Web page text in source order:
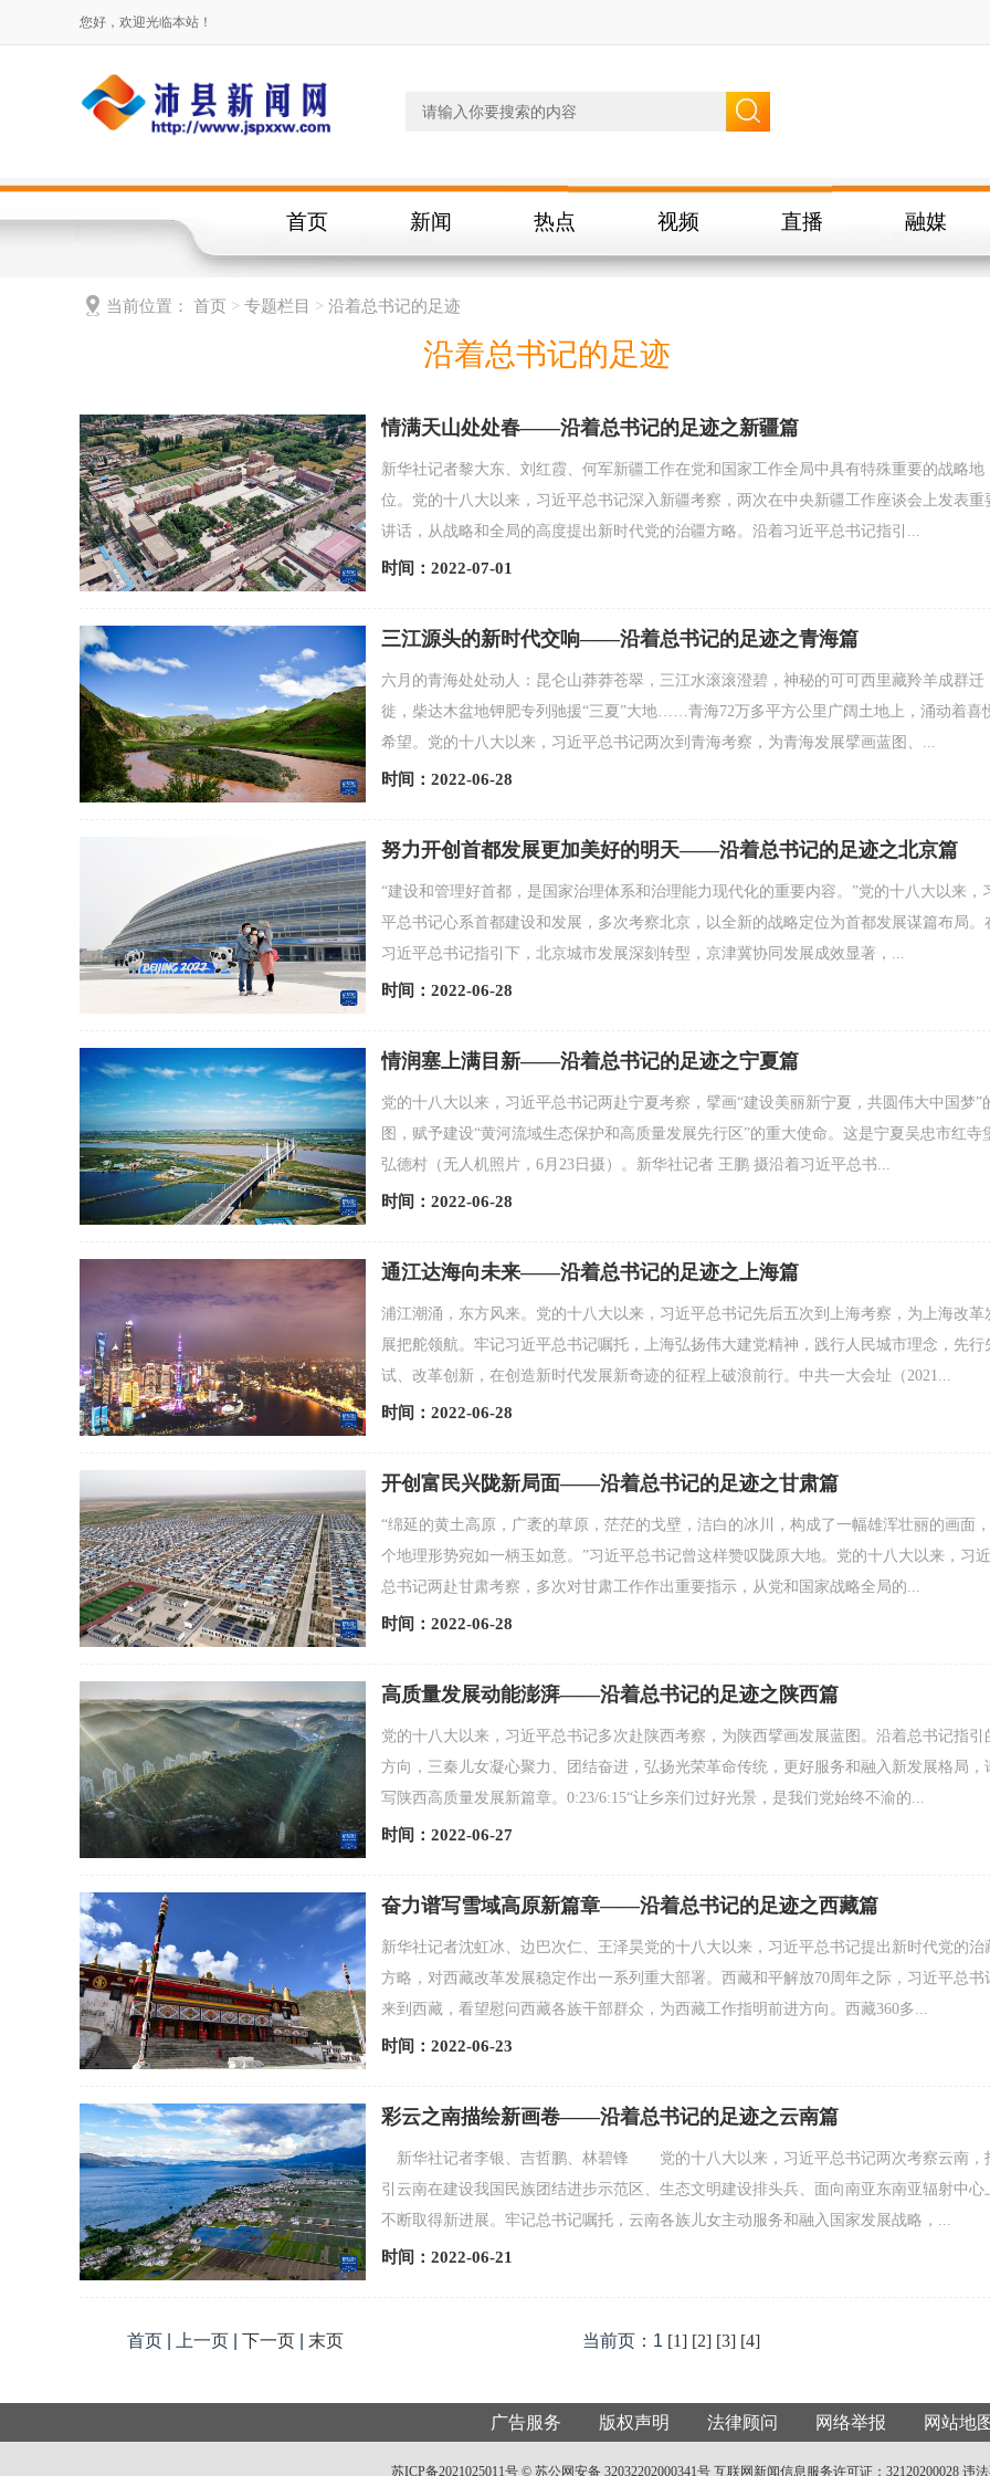
您好，欢迎光临本站！
首页 新闻 热点 视频 直播 融媒
当前位置： 首页 > 专题栏目 > 沿着总书记的足迹
沿着总书记的足迹
情满天山处处春——沿着总书记的足迹之新疆篇
新华社记者黎大东、刘红霞、何军新疆工作在党和国家工作全局中具有特殊重要的战略地
位。党的十八大以来，习近平总书记深入新疆考察，两次在中央新疆工作座谈会上发表重
讲话，从战略和全局的高度提出新时代党的治疆方略。沿着习近平总书记指引...
时间：2022-07-01
三江源头的新时代交响——沿着总书记的足迹之青海篇
六月的青海处处动人：昆仑山莽莽苍翠，三江水滚滚澄碧，神秘的可可西里藏羚羊成群迁
徙，柴达木盆地钾肥专列驰援“三夏”大地……青海72万多平方公里广阔土地上，涌动着喜
希望。党的十八大以来，习近平总书记两次到青海考察，为青海发展擘画蓝图、...
时间：2022-06-28
努力开创首都发展更加美好的明天——沿着总书记的足迹之北京篇
“建设和管理好首都，是国家治理体系和治理能力现代化的重要内容。”党的十八大以来，
平总书记心系首都建设和发展，多次考察北京，以全新的战略定位为首都发展谋篇布局。
习近平总书记指引下，北京城市发展深刻转型，京津冀协同发展成效显著，...
时间：2022-06-28
情润塞上满目新——沿着总书记的足迹之宁夏篇
党的十八大以来，习近平总书记两赴宁夏考察，擘画“建设美丽新宁夏，共圆伟大中国梦”
图，赋予建设“黄河流域生态保护和高质量发展先行区”的重大使命。这是宁夏吴忠市红寺
弘德村（无人机照片，6月23日摄）。新华社记者 王鹏 摄沿着习近平总书...
时间：2022-06-28
通江达海向未来——沿着总书记的足迹之上海篇
浦江潮涌，东方风来。党的十八大以来，习近平总书记先后五次到上海考察，为上海改革
展把舵领航。牢记习近平总书记嘱托，上海弘扬伟大建党精神，践行人民城市理念，先行
试、改革创新，在创造新时代发展新奇迹的征程上破浪前行。中共一大会址（2021...
时间：2022-06-28
开创富民兴陇新局面——沿着总书记的足迹之甘肃篇
“绵延的黄土高原，广袤的草原，茫茫的戈壁，洁白的冰川，构成了一幅雄浑壮丽的画面
个地理形势宛如一柄玉如意。”习近平总书记曾这样赞叹陇原大地。党的十八大以来，习
总书记两赴甘肃考察，多次对甘肃工作作出重要指示，从党和国家战略全局的...
时间：2022-06-28
高质量发展动能澎湃——沿着总书记的足迹之陕西篇
党的十八大以来，习近平总书记多次赴陕西考察，为陕西擘画发展蓝图。沿着总书记指引
方向，三秦儿女凝心聚力、团结奋进，弘扬光荣革命传统，更好服务和融入新发展格局，
写陕西高质量发展新篇章。0:23/6:15“让乡亲们过好光景，是我们党始终不渝的...
时间：2022-06-27
奋力谱写雪域高原新篇章——沿着总书记的足迹之西藏篇
新华社记者沈虹冰、边巴次仁、王泽昊党的十八大以来，习近平总书记提出新时代党的治
方略，对西藏改革发展稳定作出一系列重大部署。西藏和平解放70周年之际，习近平总书
来到西藏，看望慰问西藏各族干部群众，为西藏工作指明前进方向。西藏360多...
时间：2022-06-23
彩云之南描绘新画卷——沿着总书记的足迹之云南篇
新华社记者李银、吉哲鹏、林碧锋 党的十八大以来，习近平总书记两次考察云南，
引云南在建设我国民族团结进步示范区、生态文明建设排头兵、面向南亚东南亚辐射中心
不断取得新进展。牢记总书记嘱托，云南各族儿女主动服务和融入国家发展战略，...
时间：2022-06-21
首页 | 上一页 | 下一页| 末页 当前页：1 [1] [2] [3] [4]
广告服务 版权声明 法律顾问 网络举报 网站地图
苏ICP备2021025011号 © 苏公网安备 32032202000341号 互联网新闻信息服务许可证：32120200028 违